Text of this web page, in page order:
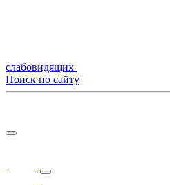
слабовидящих
Поиск по сайту